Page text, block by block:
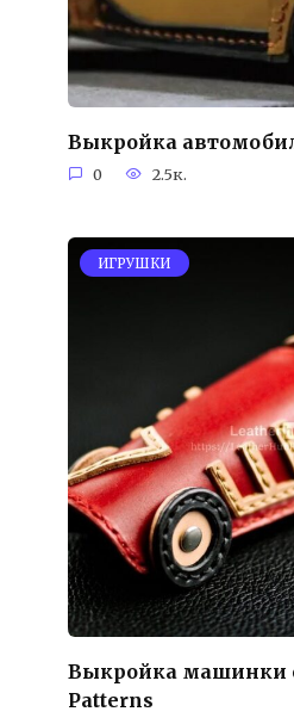
Выкройка
0 2.5к.
ИГРУШКИ
Выкройка машинки
Patterns